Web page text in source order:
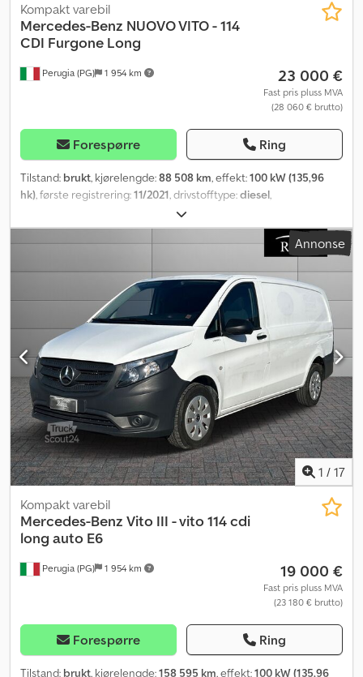
Perugia (PG) 1 954 km
Kompakt varebil
Mercedes-Benz NUOVO VITO - 114
CDI Furgone Long
23 000 €
Fast pris pluss MVA
(28 060 € brutto)
Forespørre Ring
Tilstand: brukt, kjørelengde:88 508 km, effekt:100 kW (135,96
hk), første registrering:11/2021, drivstofftype:diesel,
hvit
utslippsklasse:Euro 6, fjæring:stål, antall seter:3, Utstyr:
aircondition, servostyring, Annonse
1 / 17
Perugia (PG) 1 954 km
Kompakt varebil
Mercedes-Benz Vito III - vito 114 cdi
long auto E6
19 000 €
Fast pris pluss MVA
(23 180 € brutto)
Forespørre Ring
Tilstand: brukt, kjørelengde:158 595 km, effekt:100 kW (135,96